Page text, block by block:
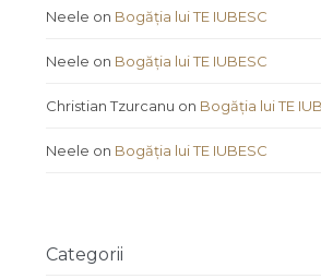
Neele on Bogăția lui TE IUBESC
Neele on Bogăția lui TE IUBESC
Christian Tzurcanu on Bogăția lui TE
Neele on Bogăția lui TE IUBESC
Categorii